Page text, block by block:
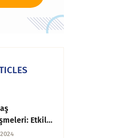
Etkili
İçin Bir